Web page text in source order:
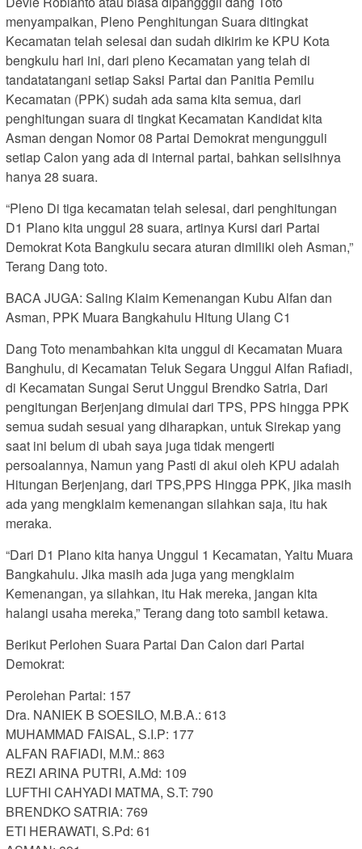
menyampaikan, Pleno Penghitungan Suara ditingkat
Kecamatan telah selesai dan sudah dikirim ke KPU Kota
bengkulu hari ini, dari pleno Kecamatan yang telah di
tandatatangani setiap Saksi Partai dan Panitia Pemilu
Kecamatan (PPK) sudah ada sama kita semua, dari
penghitungan suara di tingkat Kecamatan Kandidat kita
Asman dengan Nomor 08 Partai Demokrat mengungguli
setiap Calon yang ada di internal partai, bahkan selisihnya
hanya 28 suara.
“Pleno Di tiga kecamatan telah selesai, dari penghitungan
D1 Plano kita unggul 28 suara, artinya Kursi dari Partai
Demokrat Kota Bangkulu secara aturan dimiliki oleh Asman,”
Terang Dang toto.
BACA JUGA: Saling Klaim Kemenangan Kubu Alfan dan
Asman, PPK Muara Bangkahulu Hitung Ulang C1
Dang Toto menambahkan kita unggul di Kecamatan Muara
Banghulu, di Kecamatan Teluk Segara Unggul Alfan Rafiadi,
di Kecamatan Sungai Serut Unggul Brendko Satria, Dari
pengitungan Berjenjang dimulai dari TPS, PPS hingga PPK
semua sudah sesuai yang diharapkan, untuk Sirekap yang
saat ini belum di ubah saya juga tidak mengerti
persoalannya, Namun yang Pasti di akui oleh KPU adalah
Hitungan Berjenjang, dari TPS,PPS Hingga PPK, jika masih
ada yang mengklaim kemenangan silahkan saja, itu hak
meraka.
“Dari D1 Plano kita hanya Unggul 1 Kecamatan, Yaitu Muara
Bangkahulu. Jika masih ada juga yang mengklaim
Kemenangan, ya silahkan, itu Hak mereka, jangan kita
halangi usaha mereka,” Terang dang toto sambil ketawa.
Berikut Perlohen Suara Partai Dan Calon dari Partai
Demokrat:
Perolehan Partai: 157
Dra. NANIEK B SOESILO, M.B.A.: 613
MUHAMMAD FAISAL, S.I.P: 177
ALFAN RAFIADI, M.M.: 863
REZI ARINA PUTRI, A.Md: 109
LUFTHI CAHYADI MATMA, S.T: 790
BRENDKO SATRIA: 769
ETI HERAWATI, S.Pd: 61